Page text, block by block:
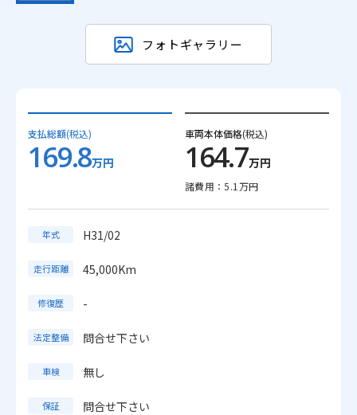
フォトギャラリー
支払総額(税込)
169.8万円
車両本体価格(税込)
164.7万円
諸費用：5.1万円
年式 H31/02
走行距離 45,000Km
修復歴 -
法定整備 問合せ下さい
車検 無し
保証 問合せ下さい